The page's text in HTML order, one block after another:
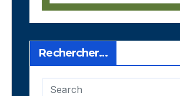
Rechercher…